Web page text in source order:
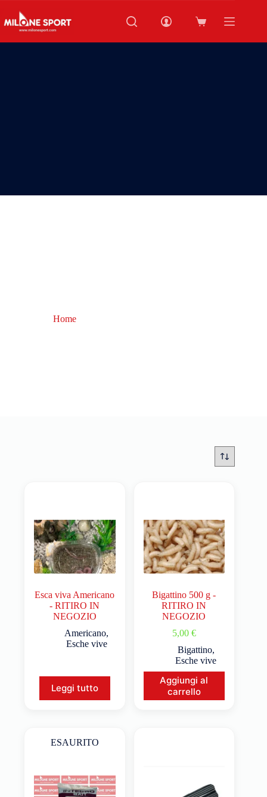
Home
Esca viva Americano
- RITIRO IN
NEGOZIO
Americano,
Esche vive
Leggi tutto
Bigattino 500 g -
RITIRO IN
NEGOZIO
5,00 €
Bigattino,
Esche vive
Aggiungi al
carrello
ESAURITO